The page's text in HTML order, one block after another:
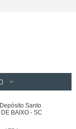
Santo
BAIXO - SC